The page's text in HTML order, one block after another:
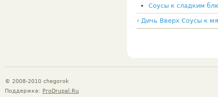
Соусы к сладким
‹ Дичь Вверх Соусы к
© 2008-2010 chegorok
Поддержка: ProDrupal.Ru